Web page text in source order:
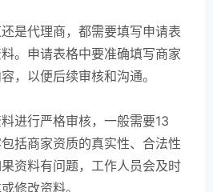
是代理商，都需要填写申请表
。申请表格中要准确填写商家
，以便后续审核和沟通。
进行严格审核，一般需要13
括商家资质的真实性、合法性
资料有问题，工作人员会及时
修改资料。